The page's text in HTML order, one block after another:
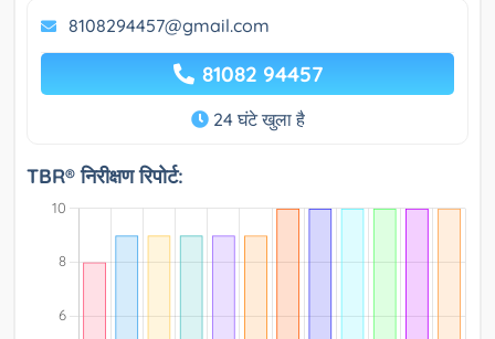
8108294457@gmail.com
81082 94457
24 घंटे खुला है
TBR® निरीक्षण रिपोर्ट: